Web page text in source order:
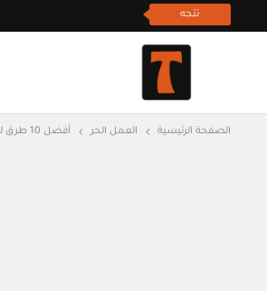
تتجه
الصفحة الرئيسية العمل الحر أفضل 10 طرق لكسب المال عبر الإنترنت في عام 2023